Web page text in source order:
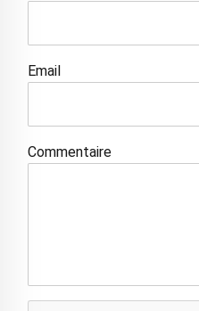
Email
Commentaire